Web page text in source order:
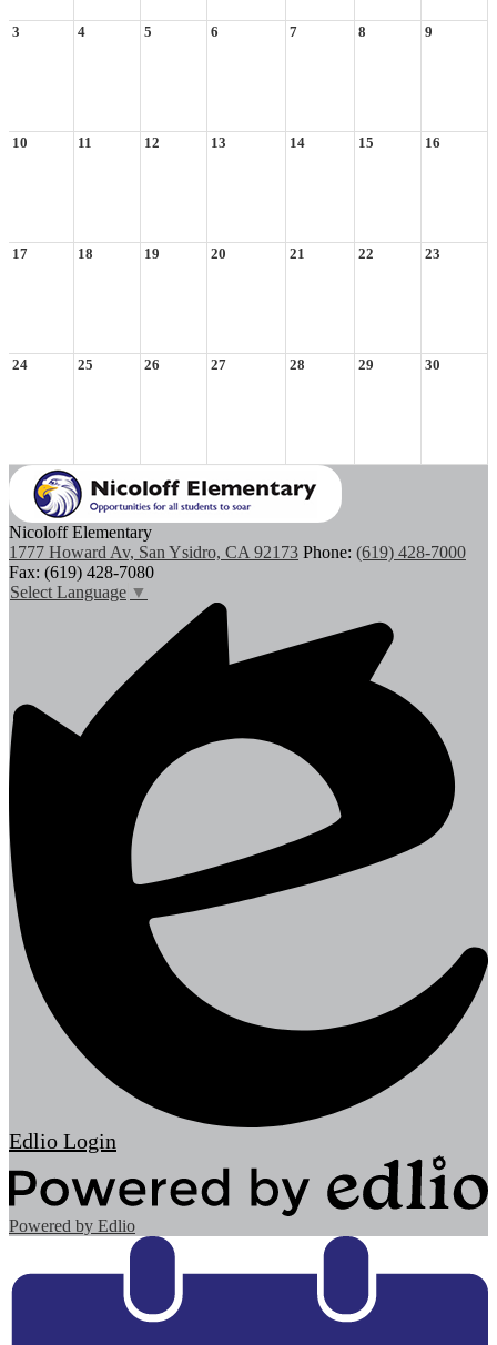
3 4 5 6 7 8 9
10 11 12 13 14 15 16
17 18 19 20 21 22 23
24 25 26 27 28 29 30
Nicoloff Elementary
1777 Howard Av, San Ysidro, CA 92173 Phone: (619) 428-7000
Fax: (619) 428-7080
Select Language ▼
Edlio Login
Powered by Edlio